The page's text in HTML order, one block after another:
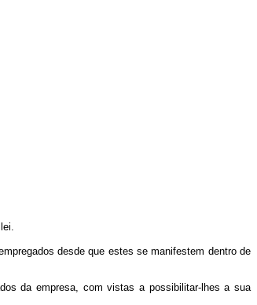
desde que estes se manifestem dentro de
da empresa, com vistas a possibilitar-lhes a sua